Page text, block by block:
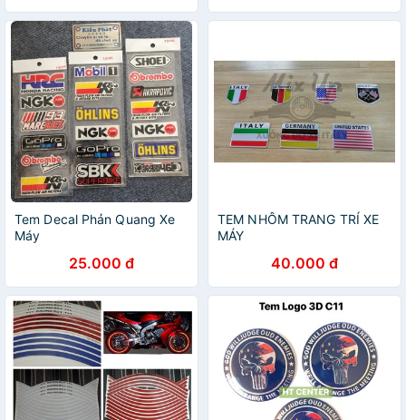
Tem Decal Phản Quang Xe
Máy
25.000 đ
TEM NHÔM TRANG TRÍ XE
MÁY
40.000 đ